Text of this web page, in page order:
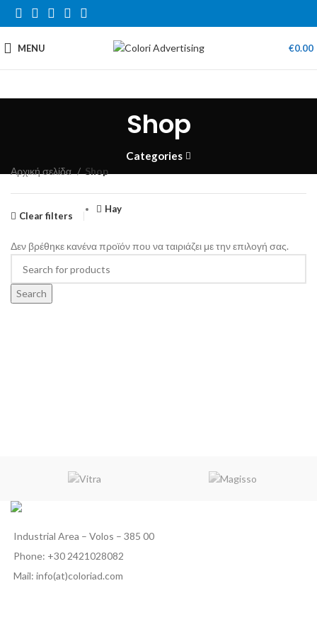
MENU €0.00
Shop
Categories
Αρχική σελίδα Shop
Clear filters
Hay
Δεν βρέθηκε κανένα προϊόν που να ταιριάζει με την επιλογή σας.
Search
Industrial Area – Volos – 385 00
Phone: +30 2421028082
Mail: info(at)coloriad.com